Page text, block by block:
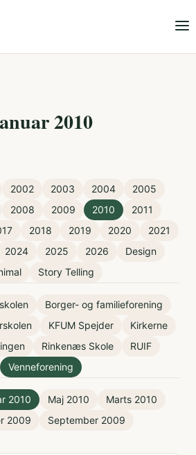
2010
2002 2003 2004
2005
2008 2009 2010
2011
2018 2019 2020
2021
2024 2025 2026
Design
Story Telling
Borger- og familieforening
KFUM Spejder
Kirkerne
Rinkenæs Skole
RUIF
Venneforening
2010 Maj 2010
Marts 2010
2009
September 2009